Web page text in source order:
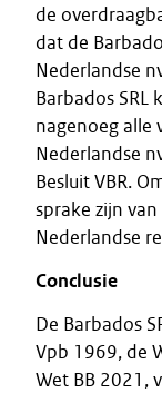
de
dat de
Nederlandse
Barbados
nagenoeg alle
Nederlandse
Besluit VBR.
sprake zijn
Nederlandse
Conclusie
De Barbados
Vpb 1969, de
Wet BB 2021,